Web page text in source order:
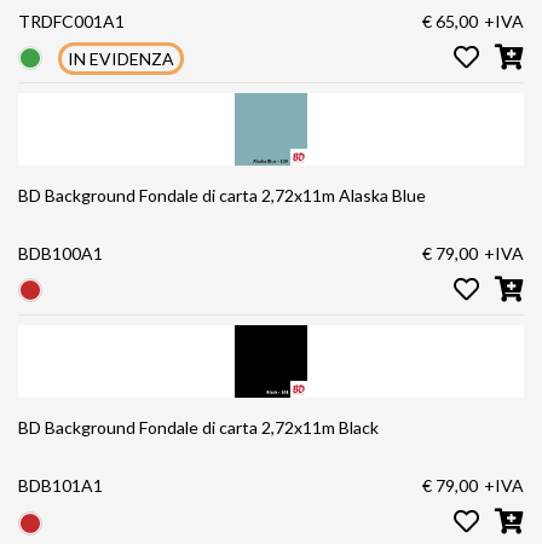
TRDFC001A1 € 65,00 +IVA
IN EVIDENZA
BD Background Fondale di carta 2,72x11m Alaska Blue
BDB100A1 € 79,00 +IVA
BD Background Fondale di carta 2,72x11m Black
BDB101A1 € 79,00 +IVA